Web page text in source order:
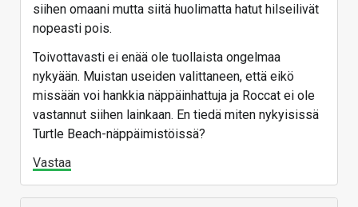
siihen omaani mutta siitä huolimatta hatut hilseilivät
nopeasti pois.
Toivottavasti ei enää ole tuollaista ongelmaa
nykyään. Muistan useiden valittaneen, että eikö
missään voi hankkia näppäinhattuja ja Roccat ei ole
vastannut siihen lainkaan. En tiedä miten nykyisissä
Turtle Beach-näppäimistöissä?
Vastaa